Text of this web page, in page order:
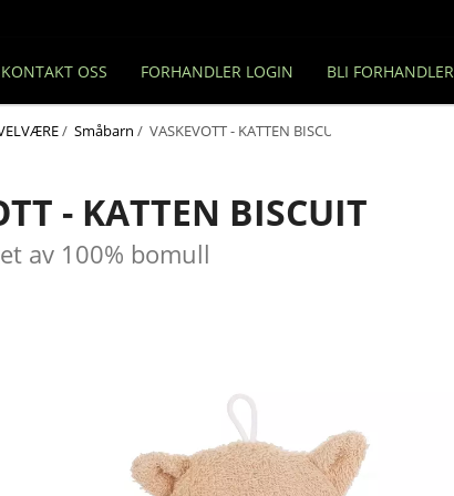
KONTAKT OSS FORHANDLER LOGIN BLI FORHANDLER
/ Småbarn / VASKEVOTT - KATTEN BISCUIT
- KATTEN BISCUIT
av 100% bomull